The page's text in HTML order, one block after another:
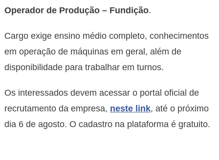
Operador de Produção – Fundição.
Cargo exige ensino médio completo, conhecimentos
em operação de máquinas em geral, além de
disponibilidade para trabalhar em turnos.
Os interessados devem acessar o portal oficial de
recrutamento da empresa, neste link, até o próximo
dia 6 de agosto. O cadastro na plataforma é gratuito.